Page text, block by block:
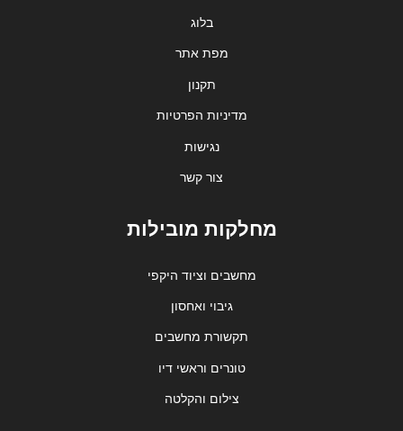
בלוג
מפת אתר
תקנון
מדיניות הפרטיות
נגישות
צור קשר
מחלקות מובילות
מחשבים וציוד היקפי
גיבוי ואחסון
תקשורת מחשבים
טונרים וראשי דיו
צילום והקלטה